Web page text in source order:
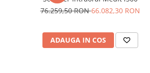
76.259,50 RON66.082,30 RON
ADAUGA IN COS